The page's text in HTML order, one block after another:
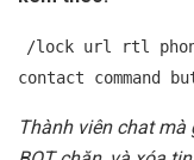
/lock url rtl
contact command
Thành viên chat